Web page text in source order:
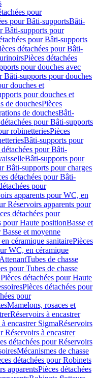
pour
pour Bâti-supportsBâti-
Bâti-supports pour
pour Bâti-supports
détachées pour Bâti-
Pièces détachées
pour douches avec
Bâti-supports pour douches
douches et
pour douches et
de douchesPièces
de douchesBâti-
pour Bâti-supports
robinetteriesPièces
Bâti-supports pour
détachées pour Bâti-
Bâti-supports pour
Bâti-supports pour charges
détachées pour Bâti-
pour
apparents pour WC, en
Réservoirs apparents pour
détachées pour
pour Haute positionBasse et
Basse et moyenne
céramique sanitairePièces
WC, en céramique
Tubes de chasse
pour Tubes de chasse
Pièces détachées pour Haute
Pièces détachées pour
pour
Mamelons, rosaces et
Réservoirs à encastrer
encastrer SigmaRéservoirs
Réservoirs à encastrer
détachées pour Réservoirs
Mécanismes de chasse
détachées pour Robinets
apparentsPièces détachées